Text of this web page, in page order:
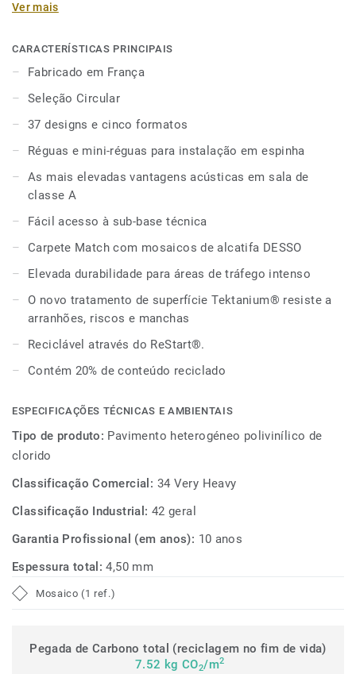
formatos - incluindo formato réguas pequenas para
combinados para criar espaços de trabalho dinâmicos e
flexíveis através de zonas funcionais, caminhos coloridos
e áreas de transição com personalidade. Além disso, o
Carpet Match proporciona uma integração perfeita com a
alcatifa DESSO graças à altura semelhante dos mosaicos,
locais de trabalho harmoniosos e cheios de
personalidade.Fabricados em França, os nossos mosaicos
loose-lay e sem cola são instalados e removidos com
técnica. O desempenho acústico de classe A nas salas
amortece os níveis de ruído para melhorar a concentração,
a produtividade e o relaxamento. O novo tratamento de
superfície Tektanium® oferece uma resistência inigualável
a riscos e nódoas. Fabricados com tecnologia sem
ftalatos, os nossos pavimentos mantêm emissões de COV
(compostos orgânicos voláteis) ultra-baixas, contribuindo
Ver mais
CARACTERÍSTICAS PRINCIPAIS
Fabricado em França
Seleção Circular
37 designs e cinco formatos
Réguas e mini-réguas para instalação em espinha
As mais elevadas vantagens acústicas em sala de
classe A
Fácil acesso à sub-base técnica
Carpete Match com mosaicos de alcatifa DESSO
Elevada durabilidade para áreas de tráfego intenso
O novo tratamento de superfície Tektanium® resiste a
arranhões, riscos e manchas
Reciclável através do ReStart®.
Contém 20% de conteúdo reciclado
ESPECIFICAÇÕES TÉCNICAS E AMBIENTAIS
Tipo de produto: Pavimento heterogéneo polivinílico de
clorido
Classificação Comercial: 34 Very Heavy
Classificação Industrial: 42 geral
Garantia Profissional (em anos): 10 anos
Espessura total:4,50 mm
Mosaico (1 ref.)
Pegada de Carbono total (reciclagem no fim de vida)
7.52 kg CO2/m2